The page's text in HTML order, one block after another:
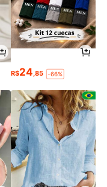
R$24,85 -66%